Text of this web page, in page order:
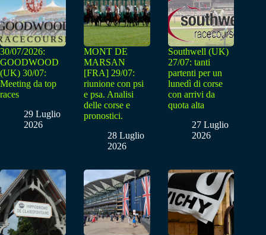
30/07/2026:
GOODWOOD
(UK) 30/07:
Meeting da top
races
29 Luglio
2026
MONT DE
MARSAN
[FRA] 29/07:
riunione con psi
e psa. Analisi
delle corse e
pronostici.
28 Luglio
2026
Southwell (UK)
27/07: tanti
partenti per un
lunedì di corse
con arrivi da
quota alta
27 Luglio
2026